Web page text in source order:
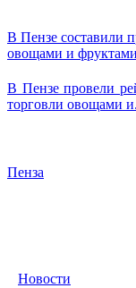
В Пензе составили
овощами и фруктами
В Пензе провели
торговли овощами
Пенза
Новости